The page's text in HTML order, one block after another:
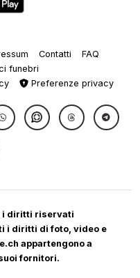
Contatti
FAQ
funebri
Preferenze privacy
i diritti riservati
i diritti di foto, video e
appartengono a
fornitori.